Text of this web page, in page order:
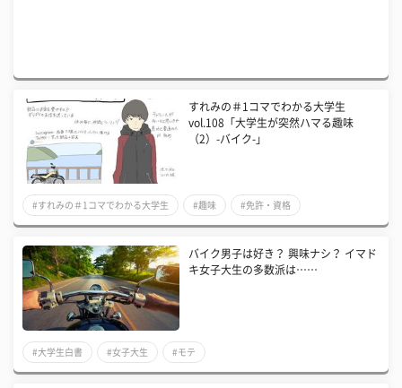
すれみの＃1コマでわかる大学生
vol.108「大学生が突然ハマる趣味
（2）-バイク-」
#すれみの＃1コマでわかる大学生 #趣味 #免許・資格
バイク男子は好き？ 興味ナシ？ イマド
キ女子大生の多数派は……
#大学生白書 #女子大生 #モテ